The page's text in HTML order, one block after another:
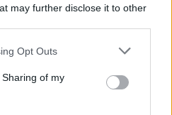
may further disclose it to other
Opt Outs
of my
romería.
500 metros sobre la
el hecho de su solitaria
de municipios: más de
y si el día está despejado